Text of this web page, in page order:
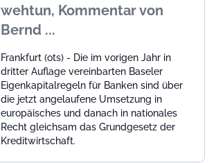
wehtun, Kommentar von
Bernd ...
Frankfurt (ots) - Die im vorigen Jahr in
dritter Auflage vereinbarten Baseler
Eigenkapitalregeln für Banken sind über
die jetzt angelaufene Umsetzung in
europäisches und danach in nationales
Recht gleichsam das Grundgesetz der
Kreditwirtschaft.